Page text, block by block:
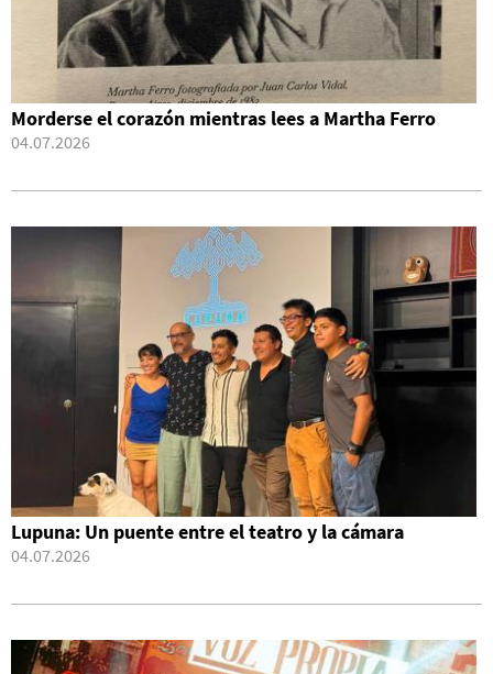
Morderse el corazón mientras lees a Martha Ferro
04.07.2026
Lupuna: Un puente entre el teatro y la cámara
04.07.2026